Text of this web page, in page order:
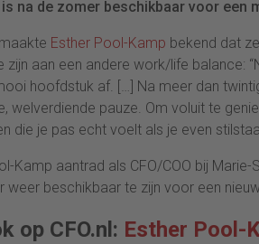
is na de zomer beschikbaar voor een
Esther Pool-Kamp bekend dat
aan een andere work/life balance:
hoofdstuk af. […] Na meer dan
welverdiende pauze. Om voluit te
die je pas echt voelt als je even
Kamp aantrad als CFO/COO bij
weer beschikbaar te zijn voor een
op CFO.nl: Esther Pool-